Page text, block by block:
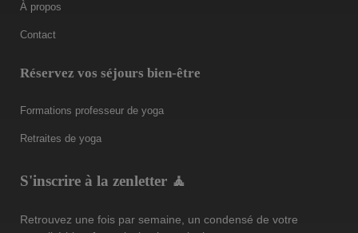
À propos
Contact
Réservez vos séjours bien-être
Formations professeur de yoga
Retraites de yoga
S'inscrire à la zenletter 🧘
Retrouvez une fois par semaine, un condensé de votre